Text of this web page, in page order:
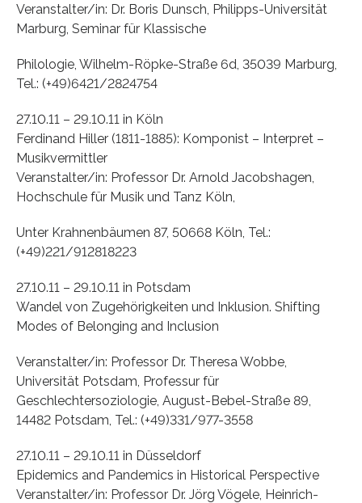
Veranstalter/in: Dr. Boris Dunsch, Philipps-Universität
Marburg, Seminar für Klassische
Philologie, Wilhelm-Röpke-Straße 6d, 35039 Marburg,
Tel.: (+49)6421/2824754
27.10.11 – 29.10.11 in Köln
Ferdinand Hiller (1811-1885): Komponist – Interpret –
Musikvermittler
Veranstalter/in: Professor Dr. Arnold Jacobshagen,
Hochschule für Musik und Tanz Köln,
Unter Krahnenbäumen 87, 50668 Köln, Tel.:
(+49)221/912818223
27.10.11 – 29.10.11 in Potsdam
Wandel von Zugehörigkeiten und Inklusion. Shifting
Modes of Belonging and Inclusion
Veranstalter/in: Professor Dr. Theresa Wobbe,
Universität Potsdam, Professur für
Geschlechtersoziologie, August-Bebel-Straße 89,
14482 Potsdam, Tel.: (+49)331/977-3558
27.10.11 – 29.10.11 in Düsseldorf
Epidemics and Pandemics in Historical Perspective
Veranstalter/in: Professor Dr. Jörg Vögele, Heinrich-